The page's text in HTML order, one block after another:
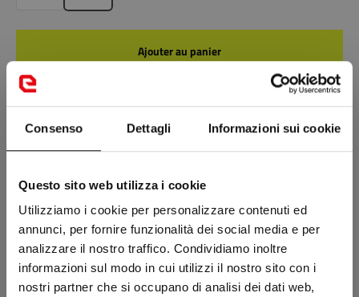
Consenso Dettagli Informazioni sui cookie
Questo sito web utilizza i cookie
Utilizziamo i cookie per personalizzare contenuti ed
annunci, per fornire funzionalità dei social media e per
analizzare il nostro traffico. Condividiamo inoltre
informazioni sul modo in cui utilizzi il nostro sito con i
nostri partner che si occupano di analisi dei dati web,
Ajouter au panier
Tu n'as pas trouvé ce que tu cherches ?
Description